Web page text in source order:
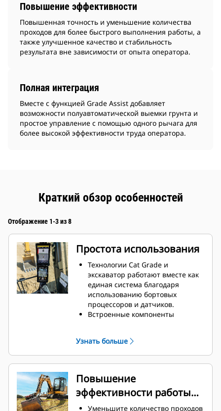
Повышение эффективности
Повышенная точность и уменьшение количества
проходов для более быстрого выполнения работы, а
также улучшенное качество и стабильность
результата вне зависимости от опыта оператора.
Полная интеграция
Вместе с функцией Grade Assist добавляет
возможности полуавтоматической выемки грунта и
простое управление с помощью одного рычага для
более высокой эффективности труда оператора.
Краткий обзор особенностей
Отображение 1-3 из 8
Простота использования
Технологии Cat Grade и
экскаватор работают вместе как
единая система благодаря
использованию бортовых
процессоров и датчиков.
Встроенные компоненты
службы.
Выберите нужное значение
целевой глубины и уклона, и
реальном времени относительно
глубины, уклона и
Узнать больше
Повышение
эффективности работы
оператора
Уменьшите количество проходов